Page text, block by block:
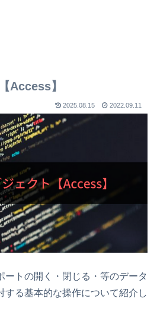
Access】
2025.08.15 2022.09.11
ートの開く・閉じる・等のデータ
する基本的な操作について紹介し